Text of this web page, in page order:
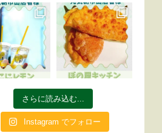
さらに読み込む...
Instagram でフォロー